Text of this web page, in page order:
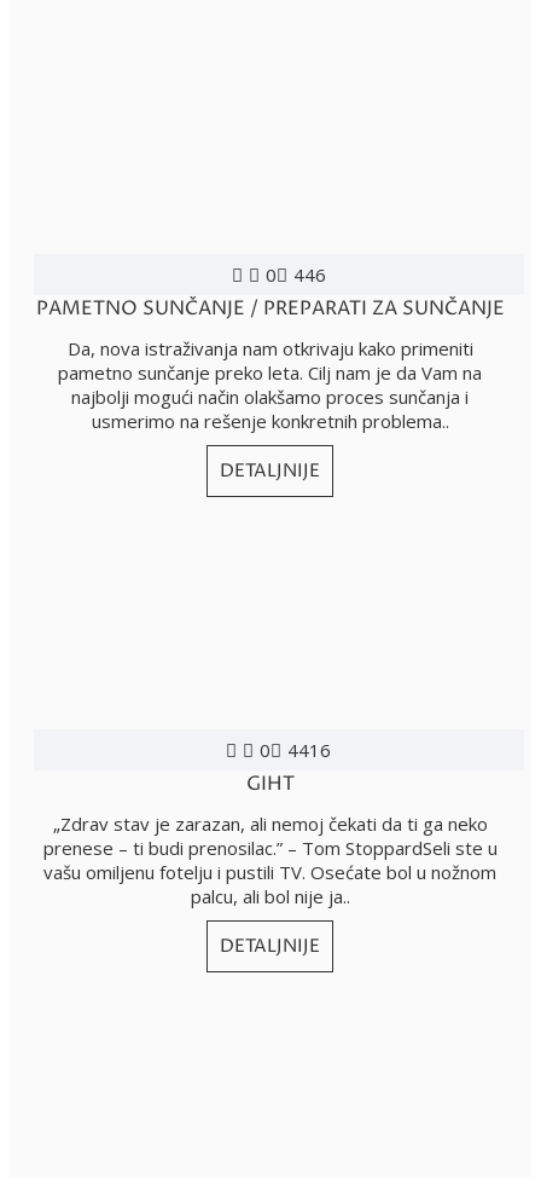
0 446
PAMETNO SUNČANJE / PREPARATI ZA SUNČANJE
Da, nova istraživanja nam otkrivaju kako primeniti
pametno sunčanje preko leta. Cilj nam je da Vam na
najbolji mogući način olakšamo proces sunčanja i
usmerimo na rešenje konkretnih problema..
DETALJNIJE
0 4416
GIHT
„Zdrav stav je zarazan, ali nemoj čekati da ti ga neko
prenese – ti budi prenosilac.” – Tom StoppardSeli ste u
vašu omiljenu fotelju i pustili TV. Osećate bol u nožnom
palcu, ali bol nije ja..
DETALJNIJE